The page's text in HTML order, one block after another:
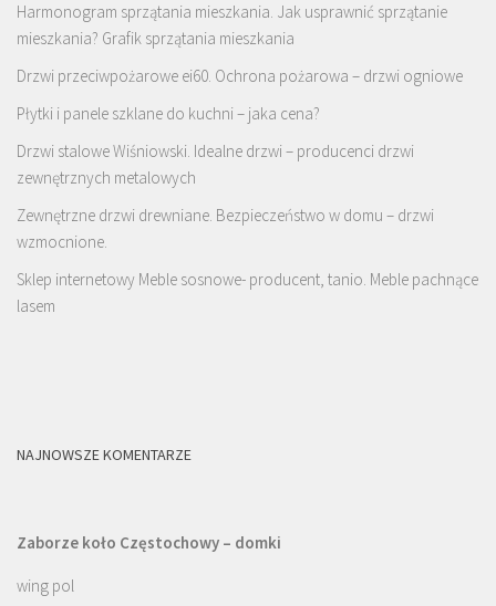
Harmonogram sprzątania mieszkania. Jak usprawnić sprzątanie
mieszkania? Grafik sprzątania mieszkania
Drzwi przeciwpożarowe ei60. Ochrona pożarowa – drzwi ogniowe
Płytki i panele szklane do kuchni – jaka cena?
Drzwi stalowe Wiśniowski. Idealne drzwi – producenci drzwi
zewnętrznych metalowych
Zewnętrzne drzwi drewniane. Bezpieczeństwo w domu – drzwi
wzmocnione.
Sklep internetowy Meble sosnowe- producent, tanio. Meble pachnące
lasem
NAJNOWSZE KOMENTARZE
Zaborze koło Częstochowy – domki
wing pol